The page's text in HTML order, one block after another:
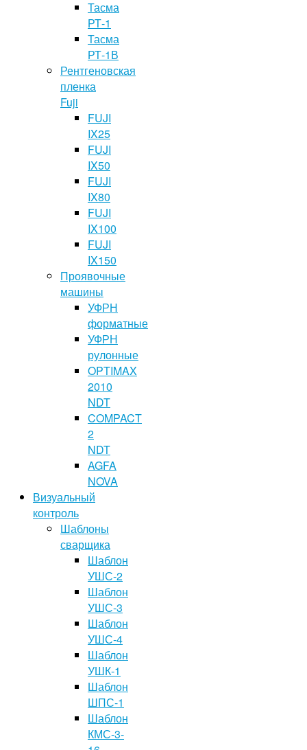
Тасма
РТ-1
Тасма
РТ-1В
Рентгеновская
пленка
Fuji
FUJI
IX25
FUJI
IX50
FUJI
IX80
FUJI
IX100
FUJI
IX150
Проявочные
машины
УФРН
форматные
УФРН
рулонные
OPTIMAX
2010
NDT
COMPACT
2
NDT
AGFA
NOVA
Визуальный
контроль
Шаблоны
сварщика
Шаблон
УШС-2
Шаблон
УШС-3
Шаблон
УШС-4
Шаблон
УШК-1
Шаблон
ШПС-1
Шаблон
КМС-3-